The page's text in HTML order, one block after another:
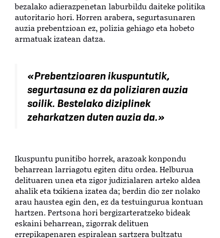
bezalako adierazpenetan laburbildu daiteke politika
autoritario hori. Horren arabera, segurtasunaren
auzia prebentzioan ez, polizia gehiago eta hobeto
armatuak izatean datza.
«Prebentzioaren ikuspuntutik,
segurtasuna ez da poliziaren auzia
soilik. Bestelako diziplinek
zeharkatzen duten auzia da.»
Ikuspuntu punitibo horrek, arazoak konpondu
beharrean larriagotu egiten ditu ordea. Helburua
delituaren unea eta zigor judizialaren arteko aldea
ahalik eta txikiena izatea da; berdin dio zer nolako
arau haustea egin den, ez da testuingurua kontuan
hartzen. Pertsona hori bergizarteratzeko bideak
eskaini beharrean, zigorrak delituen
errepikapenaren espiralean sartzera bultzatu